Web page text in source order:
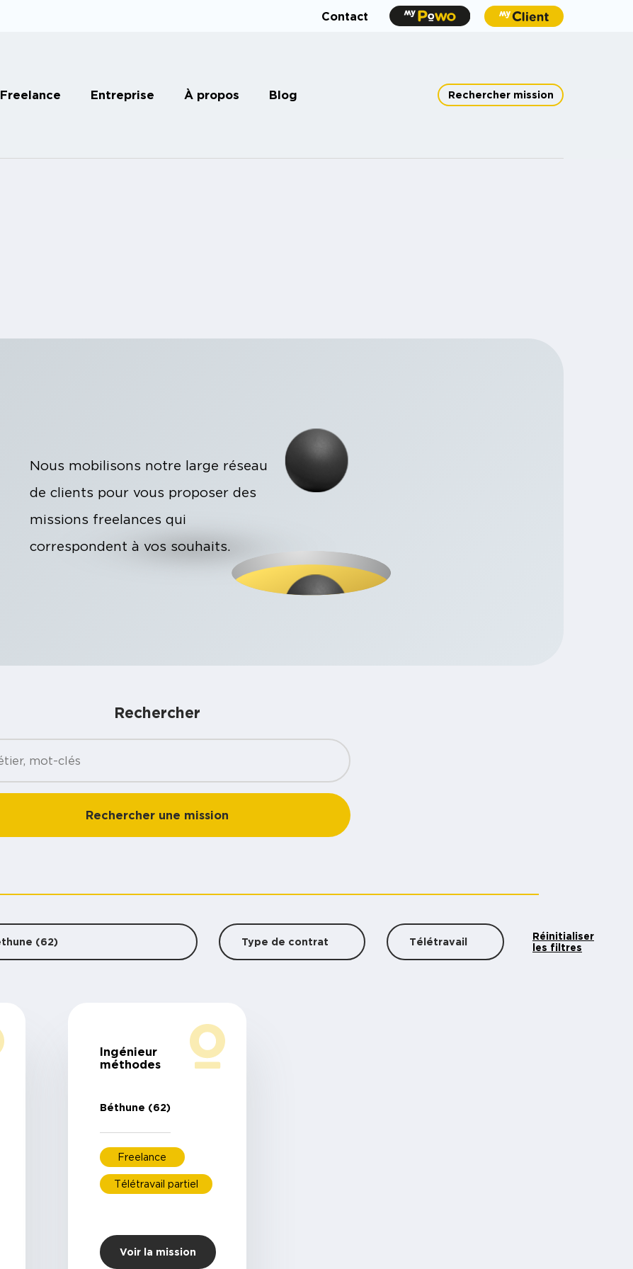
Contact
Freelance Entreprise À propos Blog Rechercher mission
Nous mobilisons notre large réseau
de clients pour vous proposer des
missions freelances qui
correspondent à vos souhaits.
Rechercher
Réinitialiser
les filtres
Ingénieur
méthodes
Béthune (62)
Freelance
Télétravail partiel
Voir la mission